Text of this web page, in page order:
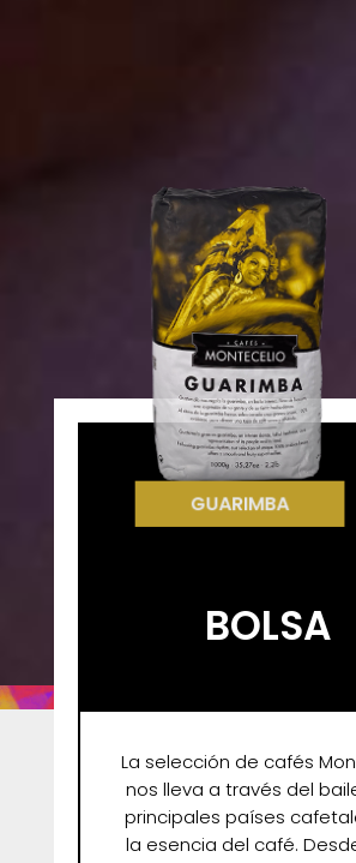
BAMBUCO
BOLSA
La selección de cafés
nos lleva a través del
principales países
la esencia del café.